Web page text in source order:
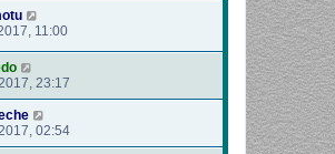
11:00
23:17
02:54